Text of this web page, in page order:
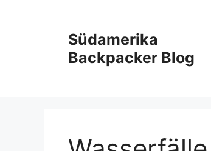
Südamerika
Backpacker Blog